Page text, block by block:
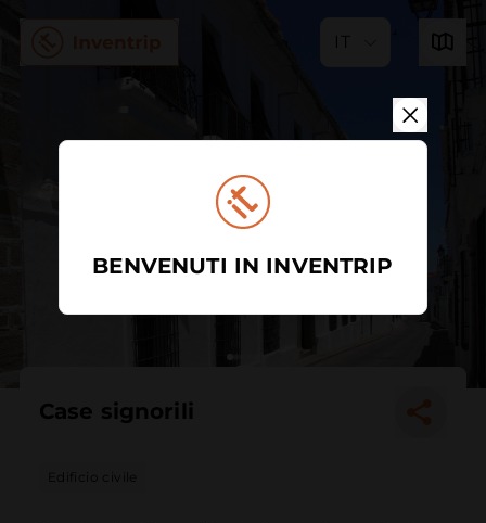
IT
Case signorili
Edificio civile
BENVENUTI IN INVENTRIP